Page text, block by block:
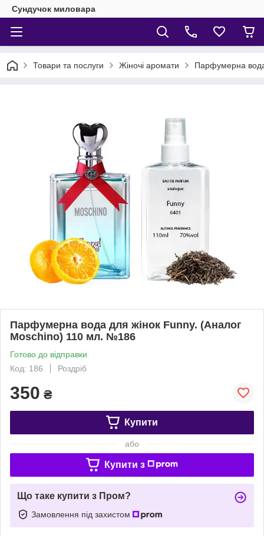
Сундучок миловара
Товари та послуги Жіночі аромати Парфумерна
Парфумерна вода для жінок Funny. (Аналог
Moschino) 110 мл. №186
Готово до відправки
Код: 186
Роздріб
350 ₴
Купити
або
Купити з
Що таке купити з Пром?
Замовлення під захистом